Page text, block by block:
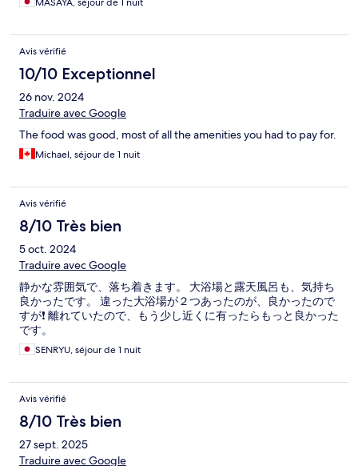
MASAYA, séjour de 1 nuit
Avis vérifié
10/10 Exceptionnel
26 nov. 2024
Traduire avec Google
The food was good, most of all the amenities you had to pay for.
Michael, séjour de 1 nuit
Avis vérifié
8/10 Très bien
5 oct. 2024
Traduire avec Google
静かな雰囲気で、落ち着きます。 大浴場と露天風呂も、気持ち
良かったです。 違った大浴場が２つあったのが、良かったので
すが❗ 離れていたので、もう少し近くに有ったらもっと良かった
です。
SENRYU, séjour de 1 nuit
Avis vérifié
8/10 Très bien
27 sept. 2025
Traduire avec Google